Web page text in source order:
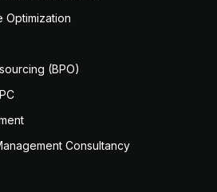
Optimization
(BPO)
Consultancy